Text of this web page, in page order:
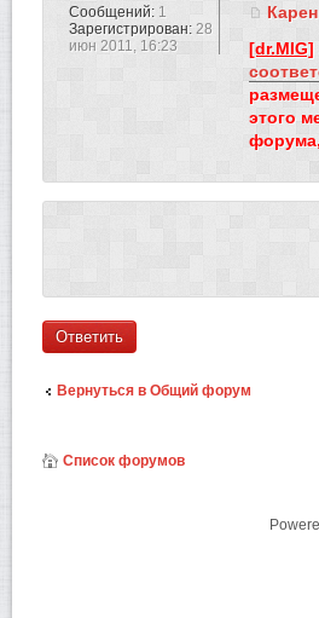
[dr.MIG]
этого
Сообщений: 1
Зарегистрирован: 28
июн 2011, 16:23
Ответить
Вернуться в Общий форум
Список форумов